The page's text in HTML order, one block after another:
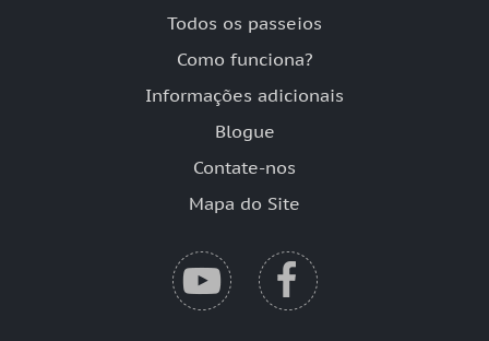
Todos os passeios
Como funciona?
Informações adicionais
Blogue
Contate-nos
Mapa do Site